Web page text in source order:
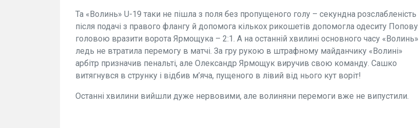
Та «Волинь» U-19 таки не пішла з поля без пропущеного голу – секундна розслабленість
після подачі з правого флангу й допомога кількох рикошетів допомогла одеситу Попову
головою вразити ворота Ярмощука – 2:1. А на останній хвилині основного часу «Волинь»
ледь не втратила перемогу в матчі. За гру рукою в штрафному майданчику «Волині»
арбітр призначив пенальті, але Олександр Ярмощук виручив свою команду. Сашко
витягнувся в струнку і відбив м’яча, пущеного в лівий від нього кут воріт!
Останні хвилини вийшли дуже нервовими, але волиняни перемоги вже не випустили.